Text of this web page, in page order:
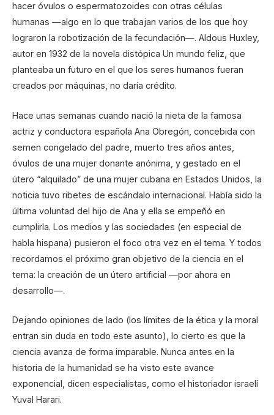
hacer óvulos o espermatozoides con otras células
humanas —algo en lo que trabajan varios de los que hoy
lograron la robotización de la fecundación—. Aldous Huxley,
autor en 1932 de la novela distópica Un mundo feliz, que
planteaba un futuro en el que los seres humanos fueran
creados por máquinas, no daría crédito.
Hace unas semanas cuando nació la nieta de la famosa
actriz y conductora española Ana Obregón, concebida con
semen congelado del padre, muerto tres años antes,
óvulos de una mujer donante anónima, y gestado en el
útero “alquilado” de una mujer cubana en Estados Unidos, la
noticia tuvo ribetes de escándalo internacional. Había sido la
última voluntad del hijo de Ana y ella se empeñó en
cumplirla. Los medios y las sociedades (en especial de
habla hispana) pusieron el foco otra vez en el tema. Y todos
recordamos el próximo gran objetivo de la ciencia en el
tema: la creación de un útero artificial —por ahora en
desarrollo—.
Dejando opiniones de lado (los límites de la ética y la moral
entran sin duda en todo este asunto), lo cierto es que la
ciencia avanza de forma imparable. Nunca antes en la
historia de la humanidad se ha visto este avance
exponencial, dicen especialistas, como el historiador israelí
Yuval Harari.